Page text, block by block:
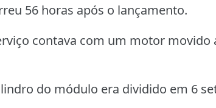
56 horas após o lançamento.
contava com um motor movido
do módulo era dividido em 6